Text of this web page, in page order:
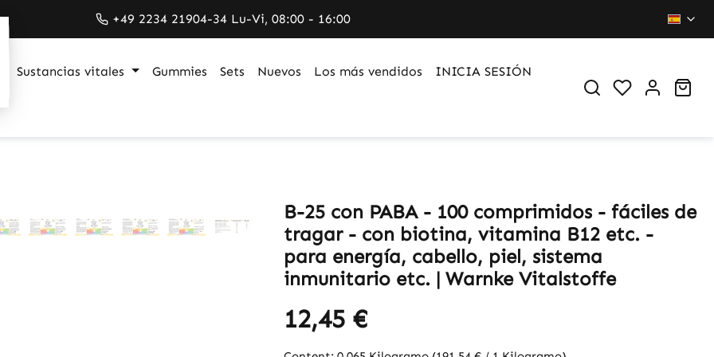
+49 2234 21904-34 Lu-Vi, 08:00 - 16:00
Sustancias vitales Gummies Sets Nuevos Los más vendidos INICIA SESIÓN
You have 0
B-25 con PABA - 100 comprimidos - fáciles de
tragar - con biotina, vitamina B12 etc. -
para energía, cabello, piel, sistema
inmunitario etc. | Warnke Vitalstoffe
12,45 €